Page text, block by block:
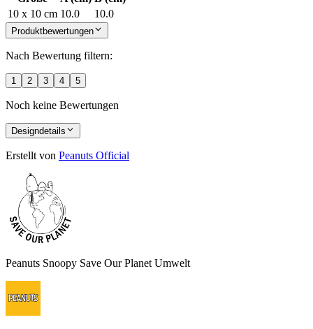
10 x 10 cm 10.0 10.0
Produktbewertungen
Nach Bewertung filtern:
1 2 3 4 5
Noch keine Bewertungen
Designdetails
Erstellt von Peanuts Official
Peanuts Snoopy Save Our Planet Umwelt